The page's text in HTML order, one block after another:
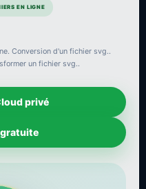
EN LIGNE
Conversion d'un fichier svg..
un fichier svg..
privé